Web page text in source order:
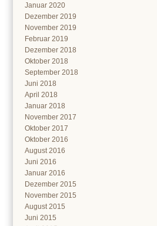
Januar 2020
Dezember 2019
November 2019
Februar 2019
Dezember 2018
Oktober 2018
September 2018
Juni 2018
April 2018
Januar 2018
November 2017
Oktober 2017
Oktober 2016
August 2016
Juni 2016
Januar 2016
Dezember 2015
November 2015
August 2015
Juni 2015